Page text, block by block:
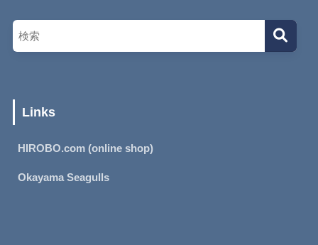
Links
HIROBO.com (online shop)
Okayama Seagulls